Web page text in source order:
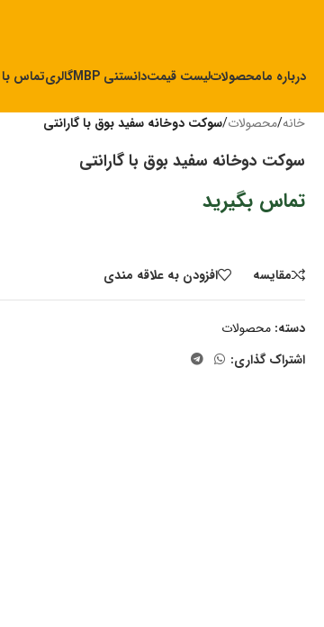
درباره مامحصولاتلیست قیمتدانستنی MBP گالریتماس
خانه/محصولات/سوکت دوخانه سفید بوق با گارانتی
سوکت دوخانه سفید بوق با گارانتی
تماس بگیرید
مقايسه
افزودن به علاقه مندی
دسته: محصولات
اشتراک گذاری: